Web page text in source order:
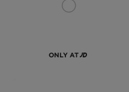
ONLY AT